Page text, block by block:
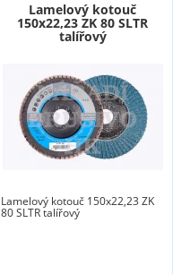
Lamelový kotouč
150x22,23 ZK 80 SLTR
talířový
Lamelový kotouč 150x22,23 ZK
80 SLTR talířový